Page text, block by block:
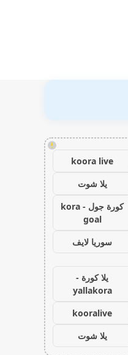
!
koora live
يلا شوت
كورة جول - kora
goal
سوريا لايف
يلا كورة -
yallakora
kooralive
يلا شوت